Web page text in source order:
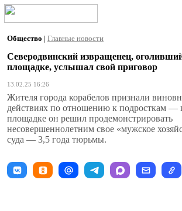
Общество | Главные новости
Северодвинский извращенец,
площадке, услышал свой приговор
13.02.25 16:26
Жителя города корабелов признали
действиях по отношению к подросткам —
площадке он решил продемонстрировать
несовершеннолетним свое «мужское
суда — 3,5 года тюрьмы.